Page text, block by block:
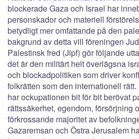
blockerade Gaza och Israel har
personskador och materiell
betydligt mer omfattande på den
bakgrund av detta vill föreningen
Palestinsk fred (Jipf) gör följande
det är den militärt helt överlägsna
och blockadpolitiken som driver
folkrätten som den internationell
har ockupationen bit för bit berövat
rättssäkerhet, egendom, försörjning
förkrossande majoritet av
Gazaremsan och Östra Jerusalem